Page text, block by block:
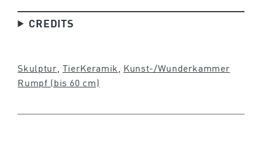
CREDITS
Skulptur TierKeramik
Kunst-/Wunderkammer
Rumpf (bis 60 cm)